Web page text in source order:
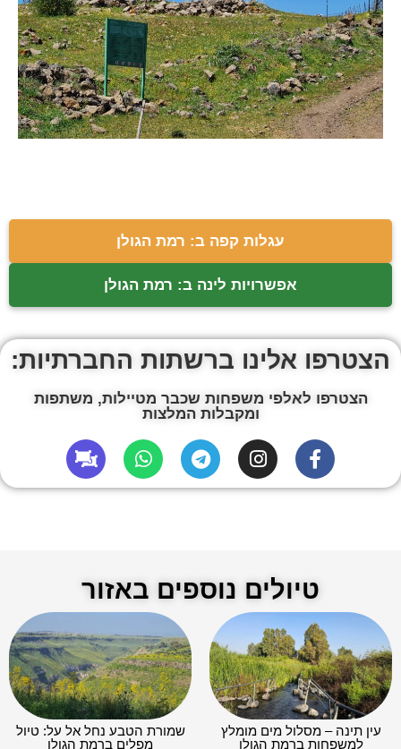
עגלות קפה ב: רמת הגולן
אפשרויות לינה ב: רמת הגולן
הצטרפו אלינו ברשתות החברתיות:
הצטרפו לאלפי משפחות שכבר מטיילות, משתפות
ומקבלות המלצות
טיולים נוספים באזור
עין תינה – מסלול מים מומלץ
למשפחות ברמת הגולן
שמורת הטבע נחל אל על: טיול
מפלים ברמת הגולן